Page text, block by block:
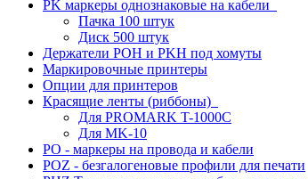
PK маркеры однознаковые на кабели
Пачка 100 штук
Диск 500 штук
Держатели POH и PKH под хомуты
Маркировочные принтеры
Опции для принтеров
Красящие ленты (риббоны)
Для PROMARK T-1000C
Для MK-10
PO - маркеры на провода и кабели
POZ - безгалогеновые профили для печати